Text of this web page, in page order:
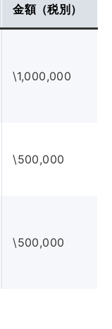
金額（税別）
\1,000,000
\500,000
\500,000